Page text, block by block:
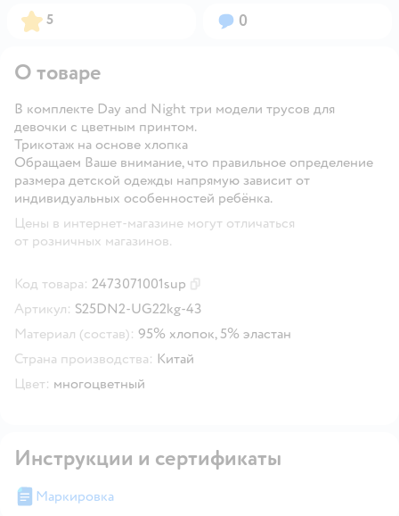
Рейтинг:
5 Вопросов:
0
О товаре
В комплекте Day and Night три модели трусов для
девочки с цветным принтом.
Трикотаж на основе хлопка
Обращаем Ваше внимание, что правильное определение
размера детской одежды напрямую зависит от
индивидуальных особенностей ребёнка.
Цены в интернет-магазине могут отличаться
от розничных магазинов.
Код товара: 2473071001sup
Артикул: S25DN2-UG22kg-43
Материал (состав): 95% хлопок, 5% эластан
Страна производства: Китай
Цвет: многоцветный
Инструкции и сертификаты
Маркировка